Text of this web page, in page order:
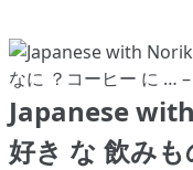
Japanese
好き な 飲み